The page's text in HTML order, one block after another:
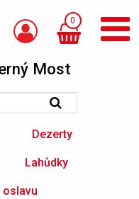
0
Most
Dezerty
Lahůdky
oslavu